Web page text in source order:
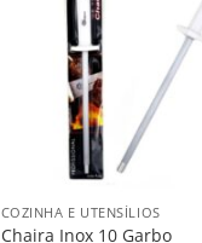
COZINHA E UTENSÍLIOS
Chaira Inox 10 Garbo